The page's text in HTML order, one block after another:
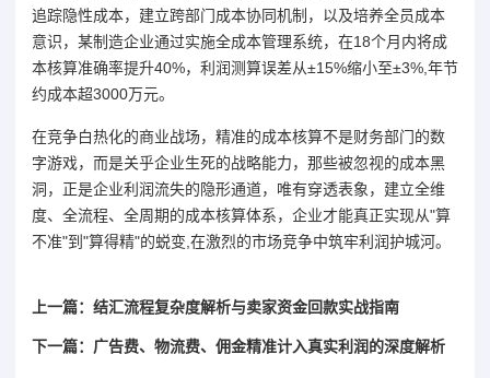
追踪隐性成本，建立跨部门成本协同机制，以及培养全员成本
意识，某制造企业通过实施全成本管理系统，在18个月内将成
本核算准确率提升40%，利润测算误差从±15%缩小至±3%,年节
约成本超3000万元。
在竞争白热化的商业战场，精准的成本核算不是财务部门的数
字游戏，而是关乎企业生死的战略能力，那些被忽视的成本黑
洞，正是企业利润流失的隐形通道，唯有穿透表象，建立全维
度、全流程、全周期的成本核算体系，企业才能真正实现从"算
不准"到"算得精"的蜕变,在激烈的市场竞争中筑牢利润护城河。
上一篇：结汇流程复杂度解析与卖家资金回款实战指南
下一篇：广告费、物流费、佣金精准计入真实利润的深度解析